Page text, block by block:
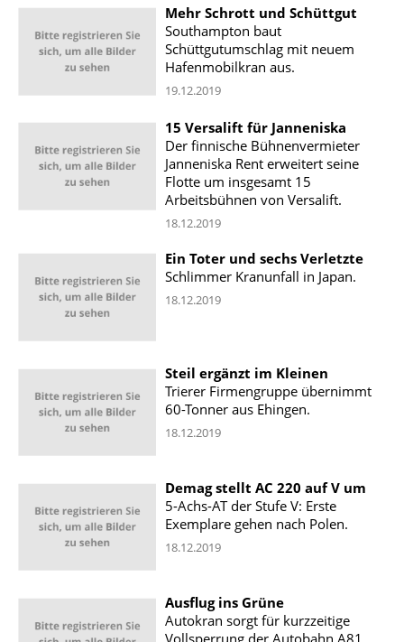
Mehr Schrott und Schüttgut
Southampton baut
Schüttgutumschlag mit neuem
Hafenmobilkran aus.
19.12.2019
15 Versalift für Janneniska
Der finnische Bühnenvermieter
Janneniska Rent erweitert seine
Flotte um insgesamt 15
Arbeitsbühnen von Versalift.
18.12.2019
Ein Toter und sechs Verletzte
Schlimmer Kranunfall in Japan.
18.12.2019
Steil ergänzt im Kleinen
Trierer Firmengruppe übernimmt
60-Tonner aus Ehingen.
18.12.2019
Demag stellt AC 220 auf V um
5-Achs-AT der Stufe V: Erste
Exemplare gehen nach Polen.
18.12.2019
Ausflug ins Grüne
Autokran sorgt für kurzzeitige